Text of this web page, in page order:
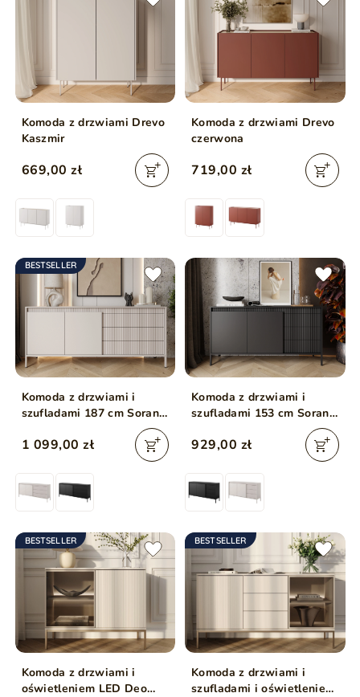
Komoda z drzwiami Drevo
Kaszmir
669,00 zł
Komoda z drzwiami Drevo
czerwona
719,00 zł
BESTSELLER
Komoda z drzwiami i
szufladami 187 cm Sorano
1 099,00 zł
Komoda z drzwiami i
szufladami 153 cm Sorano
929,00 zł
BESTSELLER
Komoda z drzwiami i
oświetleniem LED Deo
BESTSELLER
Komoda z drzwiami i
szufladami i oświetleniem